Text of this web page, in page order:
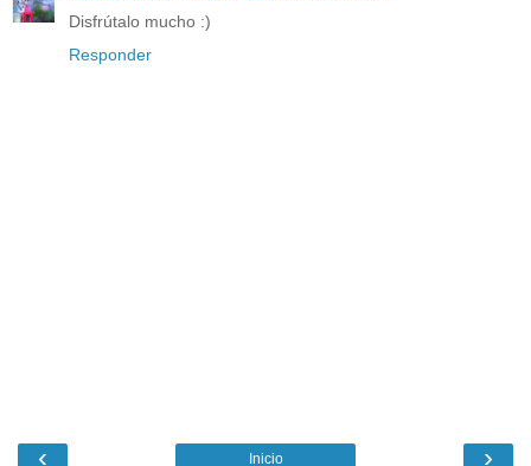
Disfrútalo mucho :)
Responder
‹ ›
Inicio